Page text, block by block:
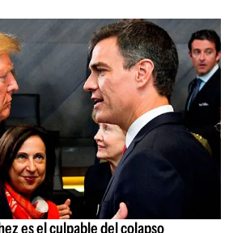
es el culpable del colapso